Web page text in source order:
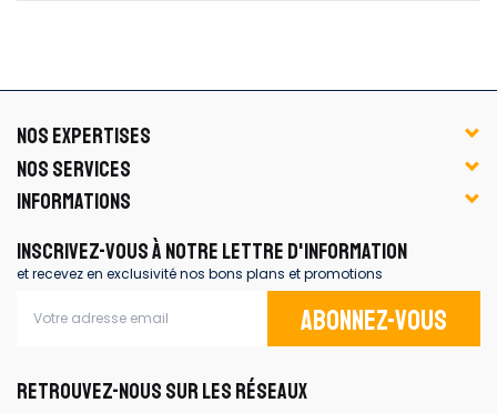
NOS EXPERTISES
NOS SERVICES
INFORMATIONS
INSCRIVEZ-VOUS À NOTRE LETTRE D'INFORMATION
et recevez en exclusivité nos bons plans et promotions
Abonnez-vous
RETROUVEZ-NOUS SUR LES RÉSEAUX